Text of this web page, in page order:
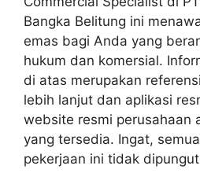
Bangka Belitung ini
emas bagi Anda yang
hukum dan komersial.
di atas merupakan
lebih lanjut dan aplikasi
website resmi perusahaan
yang tersedia. Ingat,
pekerjaan ini tidak